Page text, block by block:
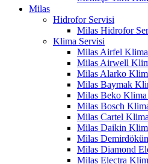
Milas
Hidrofor Servisi
Milas Hidrofor
Klima Servisi
Milas Airfel
Milas Airwell
Milas Alarko
Milas Baymak
Milas Beko Klima
Milas Bosch
Milas Cartel
Milas Daikin
Milas
Milas Diamond
Milas Electra